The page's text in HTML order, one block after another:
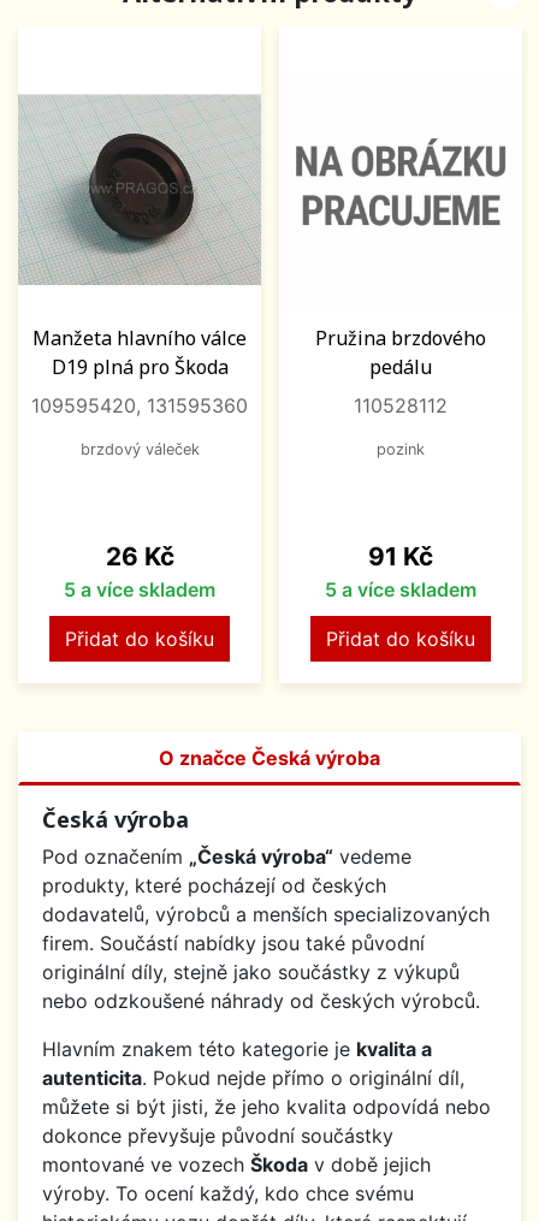
Manžeta hlavního válce
D19 plná pro Škoda
109595420, 131595360
brzdový váleček
Cena
26 Kč
5 a více skladem
Přidat do košíku
Pružina brzdového
pedálu
110528112
pozink
Cena
91 Kč
5 a více skladem
Přidat do košíku
O značce Česká výroba
Česká výroba
Pod označením „Česká výroba“ vedeme
produkty, které pocházejí od českých
dodavatelů, výrobců a menších specializovaných
firem. Součástí nabídky jsou také původní
originální díly, stejně jako součástky z výkupů
nebo odzkoušené náhrady od českých výrobců.
Hlavním znakem této kategorie je kvalita a
autenticita. Pokud nejde přímo o originální díl,
můžete si být jisti, že jeho kvalita odpovídá nebo
dokonce převyšuje původní součástky
montované ve vozech Škoda v době jejich
výroby. To ocení každý, kdo chce svému